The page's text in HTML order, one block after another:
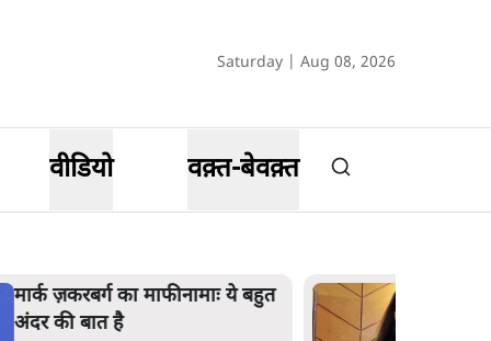
Saturday | Aug 08, 2026
वीडियो वक़्त-बेवक़्त
मार्क ज़करबर्ग का माफीनामाः ये बहुत
अंदर की बात है